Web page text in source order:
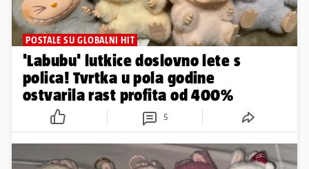
POSTALE SU GLOBALNI HIT
'Labubu' lutkice doslovno lete s
polica! Tvrtka u pola godine
ostvarila rast profita od 400%
5